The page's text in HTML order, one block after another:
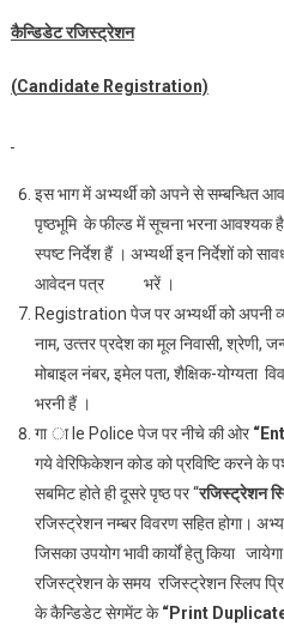
कैन्डिडेट रजिस्‍ट्रेशन
(Candidate Registration)
इस भाग में अभ्‍यर्थी को अपने से सम्‍बन्धित
पृष्‍ठभूमि‍ के फील्‍ड में सूचना भरना आवश्‍यक
स्‍पष्‍ट निर्देश हैं । अभ्‍यर्थी इन निर्देशों को
आवेदन पत्र भरें ।
Registration पेज पर अभ्‍यर्थी को अपनी
नाम, उत्‍तर प्रदेश का मूल निवासी, श्रेणी,
मोबाइल नंबर, इमेल पता, शैक्षिक-योग्‍यता
भरनी हैं ।
गा ा le Police पेज पर नीचे की ओर
गये वेरिफिकेशन कोड को प्रविष्टि करने के
सबमिट होते ही दूसरे पृष्‍ठ पर “रजिस्‍ट्रेशन
रजिस्‍ट्रेशन नम्‍बर विवरण सहित होगा।
जिसका उपयोग भावी कार्यों हेतु किया
रजिस्‍ट्रेशन के समय रजिस्‍ट्रेशन स्लिप
के कैन्डिडेट सेगमेंट के“Print D